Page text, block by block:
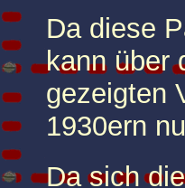
Da diese
kann über
gezeigten
1930ern
Da sich